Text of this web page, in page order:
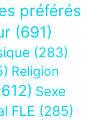
préférés
(691)
(283)
Religion
Sexe
FLE (285)